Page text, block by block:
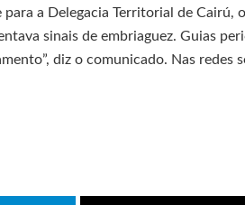
a Delegacia Territorial de Cairú,
sinais de embriaguez. Guias
diz o comunicado. Nas redes